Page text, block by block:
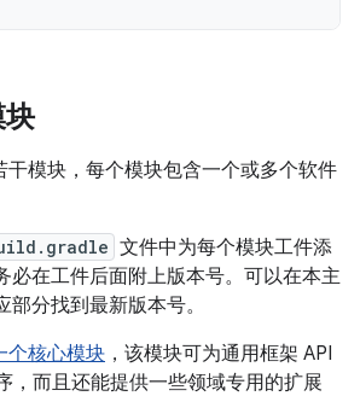
干模块，每个模块包含一个或多个软件
文件中为每个模块工件添
必在工件后面附上版本号。可以在本主
分找到最新版本号。
个核心模块 ，该模块可为通用框架 API
，而且还能提供一些领域专用的扩展